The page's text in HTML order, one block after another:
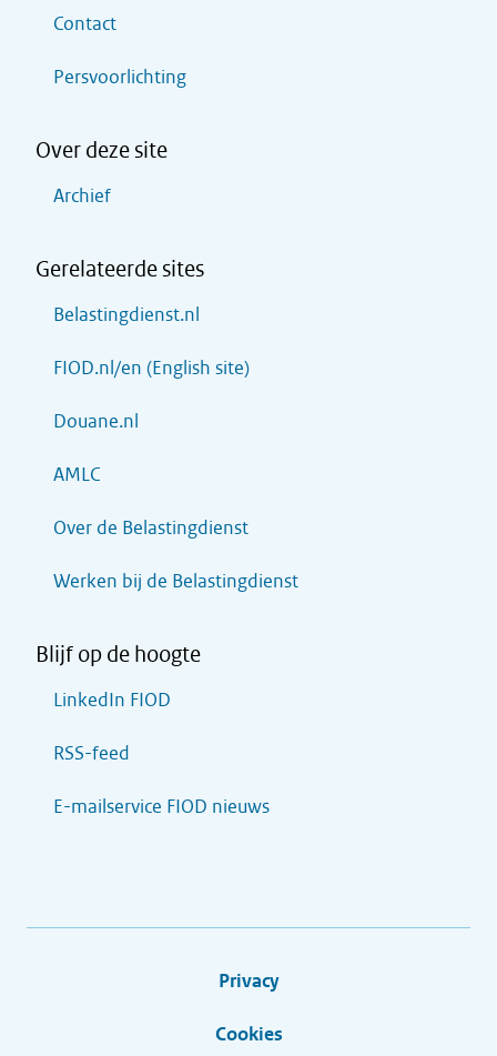
Contact
Persvoorlichting
Over deze site
Archief
Gerelateerde sites
Belastingdienst.nl
FIOD.nl/en (English site)
Douane.nl
AMLC
Over de Belastingdienst
Werken bij de Belastingdienst
Blijf op de hoogte
LinkedIn FIOD
RSS-feed
E-mailservice FIOD nieuws
Privacy
Cookies